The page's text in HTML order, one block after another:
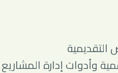
التقديمية
وأدوات إدارة المشاريع